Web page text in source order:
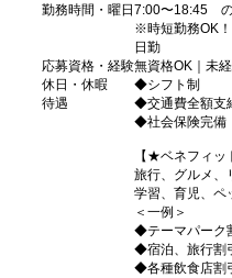
勤務時間・曜日 7:00〜18:45 の
※時短勤務OK！
日勤
応募資格・経験無資格OK｜未
休日・休暇
◆シフト制
待遇
◆交通費全額支
◆社会保険完備
【★ベネフィッ
旅行、グルメ、
学習、育児、ペ
＜一例＞
◆テーマパーク
◆宿泊、旅行割引
◆各種飲食店割引